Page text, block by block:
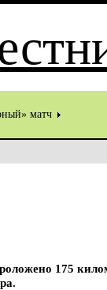
матч
175